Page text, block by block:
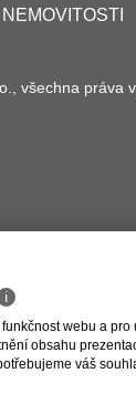
NEMOVITOSTI
všechna práva
ℹ
webu a
obsahu
váš